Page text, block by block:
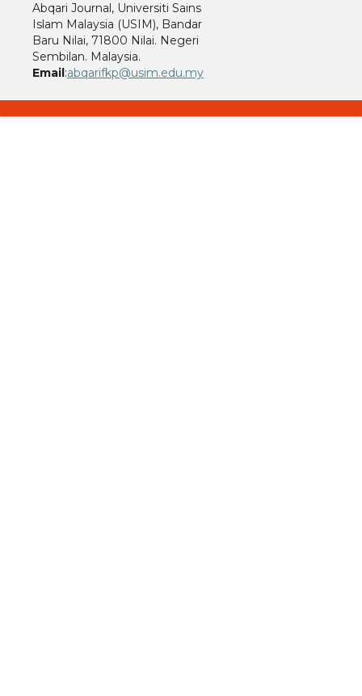
Abqari Journal, Universiti Sains
Islam Malaysia (USIM), Bandar
Baru Nilai, 71800 Nilai. Negeri
Sembilan. Malaysia.
Email :abqarifkp@usim.edu.my